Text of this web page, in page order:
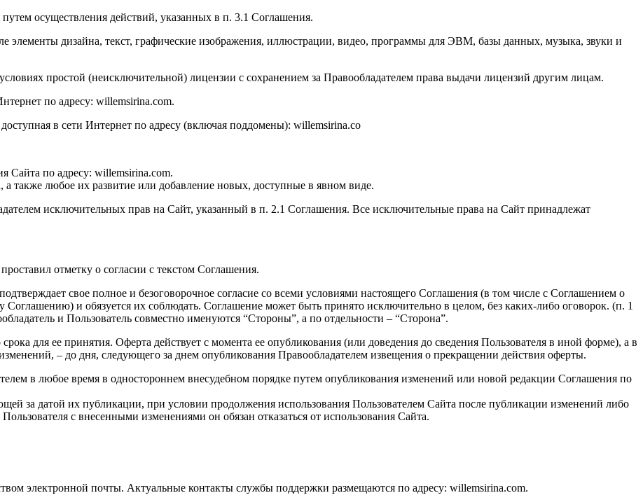
осуществления действий, указанных в п. 3.1 Соглашения.
элементы дизайна, текст, графические изображения, иллюстрации, видео, программы для ЭВМ, базы данных, музыка, звуки и
простой (неисключительной) лицензии с сохранением за Правообладателем права выдачи лицензий другим лицам.
по адресу: willemsirina.com.
в сети Интернет по адресу (включая поддомены): willemsirina.co
Сайта по адресу: willemsirina.com.
также любое их развитие или добавление новых, доступные в явном виде.
исключительных прав на Сайт, указанный в п. 2.1 Соглашения. Все исключительные права на Сайт принадлежат
отметку о согласии с текстом Соглашения.
свое полное и безоговорочное согласие со всеми условиями настоящего Соглашения (в том числе с Соглашением о
и обязуется их соблюдать. Соглашение может быть принято исключительно в целом, без каких-либо оговорок. (п. 1
и Пользователь совместно именуются “Стороны”, а по отдельности – “Сторона”.
для ее принятия. Оферта действует с момента ее опубликования (или доведения до сведения Пользователя в иной форме), а в
– до дня, следующего за днем опубликования Правообладателем извещения о прекращении действия оферты.
в любое время в одностороннем внесудебном порядке путем опубликования изменений или новой редакции Соглашения по
за датой их публикации, при условии продолжения использования Пользователем Сайта после публикации изменений либо
с внесенными изменениями он обязан отказаться от использования Сайта.
электронной почты. Актуальные контакты службы поддержки размещаются по адресу: willemsirina.com.